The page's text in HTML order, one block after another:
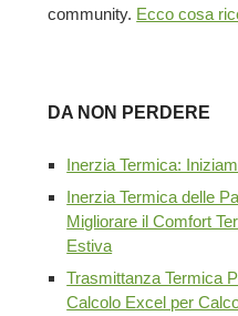
community. Ecco cosa
DA NON PERDERE
Inerzia Termica:
Inerzia Termica delle
Migliorare il Comfort
Estiva
Trasmittanza Termica
Calcolo Excel per